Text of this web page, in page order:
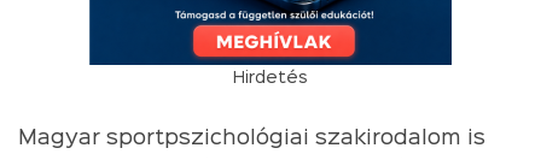
Hirdetés
Magyar sportpszichológiai szakirodalom is